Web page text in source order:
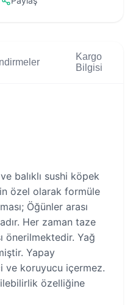
Kargo
Bilgisi
balıklı sushi köpek
özel olarak formüle
Öğünler arası
Her zaman taze
önerilmektedir. Yağ
Yapay
ve koruyucu içermez.
özelliğine